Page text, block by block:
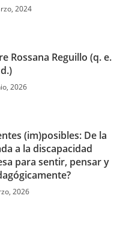
2024
Rossana Reguillo (q. e.
2026
(im)posibles: De la
a la discapacidad
para sentir, pensar y
2026